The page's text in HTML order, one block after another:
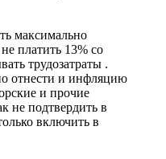
максимально
платить 13% со
трудозатраты .
отнести и инфляцию
и прочие
не подтвердить в
включить в